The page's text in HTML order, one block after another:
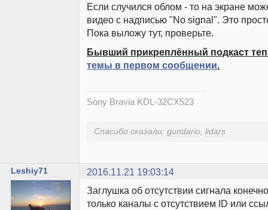
Если случился облом - то на экране
видео с надписью "No signal". Это
Пока выложу тут, проверьте.
Бывший прикреплённый подкаст
темы в первом сообщении.
Sony Bravia KDL-32CX523
Спасибо сказали: gundario, lidars
Leshiy71 2016.11.21 19:03:14
Заглушка об отсутствии сигнала
только каналы с отсутствием ID или